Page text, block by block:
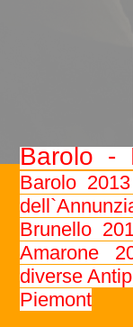
Barolo -
Barolo
Brunello
Amarone
diverse
Piemont